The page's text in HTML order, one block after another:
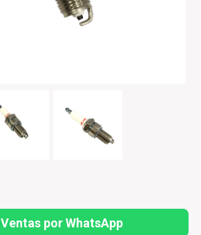
Ventas por WhatsApp